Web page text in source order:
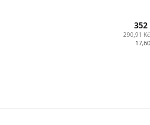
352
290,91